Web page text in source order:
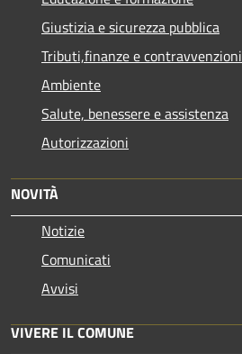
Giustizia e sicurezza pubblica
Tributi,finanze e contravvenzioni
Ambiente
Salute, benessere e assistenza
Autorizzazioni
NOVITÀ
Notizie
Comunicati
Avvisi
VIVERE IL COMUNE